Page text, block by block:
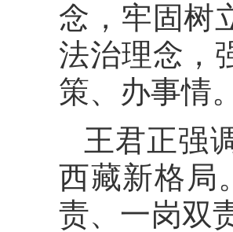
念，牢固树
法治理念，
策、办事情。
王君正强
西藏新格局
责、一岗双